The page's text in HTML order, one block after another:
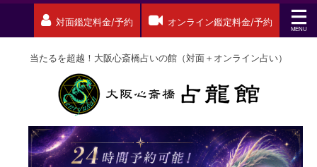
対面鑑定料金/予約 オンライン鑑定料金/予約
当たるを超越！大阪心斎橋占いの館（対面＋オンライン占い）